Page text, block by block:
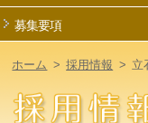
募集要項
ホーム > 採用情報 > 立